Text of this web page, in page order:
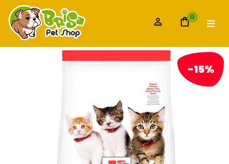
0
-15%